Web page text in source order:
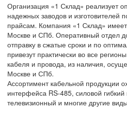
Организация «1 Склад» реализует
надежных заводов и изготовителей
прайсам. Компания «1 Склад»
Москве и СПб. Оперативный отдел
отправку в сжатые сроки и по
привезут практически во все
кабеля и провода, из наличия,
Москве и СПб.
Ассортимент кабельной продукции
интерфейса RS-485, силовой гибкий
телевизионный и многие другие